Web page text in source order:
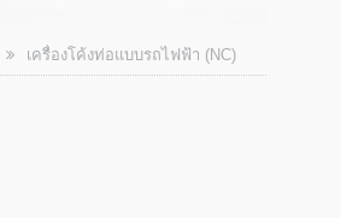
เครื่องโค้งท่อแบบรถไฟฟ้า (NC)